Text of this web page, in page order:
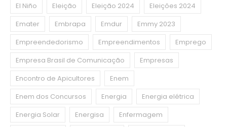
El Niño
Eleição Eleição 2024
Eleições 2024
Emater
Embrapa Emdur
Emmy 2023
Empreendedorismo
Empreendimentos
Emprego
Empresa Brasil de Comunicação
Empresas
Encontro de Apicultores
Enem
Enem dos Concursos
Energia
Energia elétrica
Energia Solar
Energisa
Enfermagem